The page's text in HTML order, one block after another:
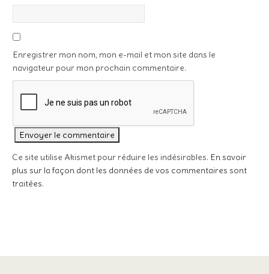
Enregistrer mon nom, mon e-mail et mon site dans le
navigateur pour mon prochain commentaire.
Ce site utilise Akismet pour réduire les indésirables. En savoir
plus sur la façon dont les données de vos commentaires sont
traitées.